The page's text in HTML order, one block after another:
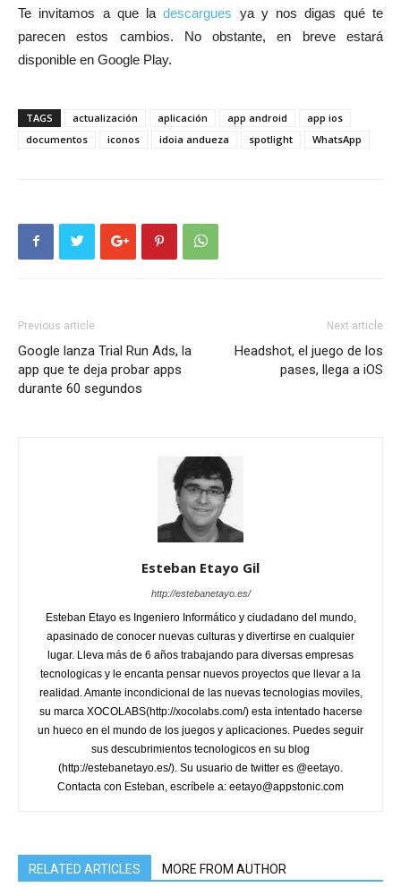
Te invitamos a que ladescargues ya y nos digas qué te
parecen estos cambios. No obstante, en breve estará
disponible en Google Play.
TAGS actualización aplicación app android
app ios
documentos
iconos idoia andueza spotlight WhatsApp
Previous article
Google lanza Trial Run Ads, la
app que te deja probar apps
durante 60 segundos
Next article
Headshot, el juego de los
pases, llega a iOS
Esteban Etayo Gil
http://estebanetayo.es/
Esteban Etayo es Ingeniero Informático y ciudadano del mundo,
apasinado de conocer nuevas culturas y divertirse en cualquier
lugar. Lleva más de 6 años trabajando para diversas empresas
tecnologicas y le encanta pensar nuevos proyectos que llevar a la
realidad. Amante incondicional de las nuevas tecnologias moviles,
su marca XOCOLABS(http://xocolabs.com/) esta intentado hacerse
un hueco en el mundo de los juegos y aplicaciones. Puedes seguir
sus descubrimientos tecnologicos en su blog
(http://estebanetayo.es/). Su usuario de twitter es @eetayo.
Contacta con Esteban, escríbele a: eetayo@appstonic.com
RELATED ARTICLES MORE FROM AUTHOR